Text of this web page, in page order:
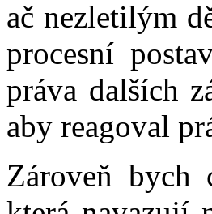
ač nezletilým
procesní
práva dalších
aby reagoval
Zároveň bych